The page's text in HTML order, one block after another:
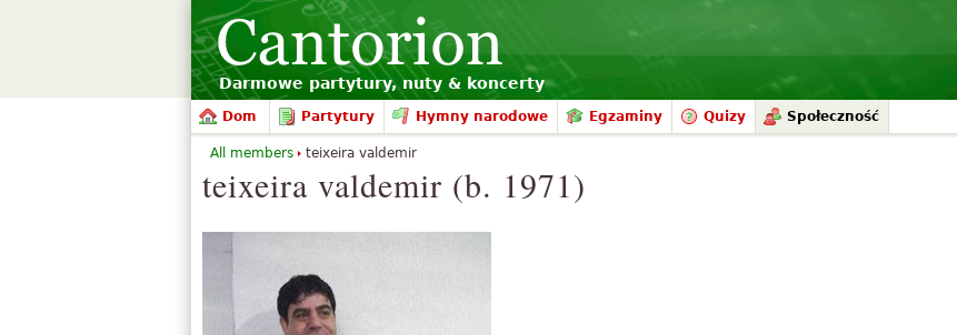
Darmowe partytury, nuty & koncerty
Dom Partytury Hymny narodowe Egzaminy Quizy Społeczność
teixeira valdemir (b. 1971)
All members teixeira valdemir